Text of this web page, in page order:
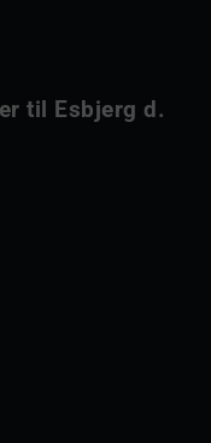
til Esbjerg d.